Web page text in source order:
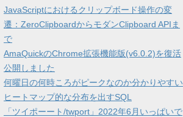
JavaScriptにおけるクリップボード操作の変
遷：ZeroClipboardからモダンClipboard APIま
で
AmaQuickのChrome拡張機能版(v6.0.2)を復活
公開しました
何曜日の何時ころがピークなのか分かりやすい
ヒートマップ的な分布を出すSQL
「ツイポーート/twport」2022年6月いっぱいで